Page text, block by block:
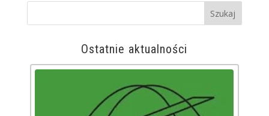
Ostatnie aktualności